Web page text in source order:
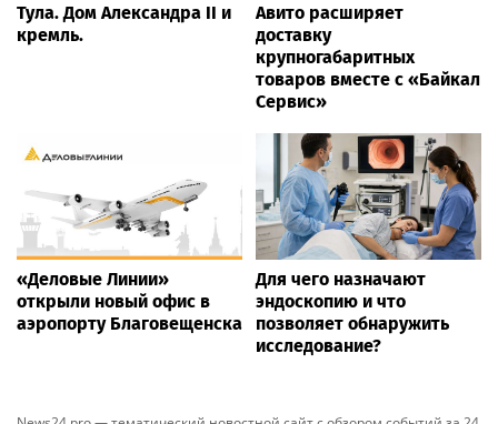
Тула. Дом Александра II и
кремль.
Авито расширяет
доставку
крупногабаритных
товаров вместе с «Байкал
Сервис»
«Деловые Линии»
открыли новый офис в
аэропорту Благовещенска
Для чего назначают
эндоскопию и что
позволяет обнаружить
исследование?